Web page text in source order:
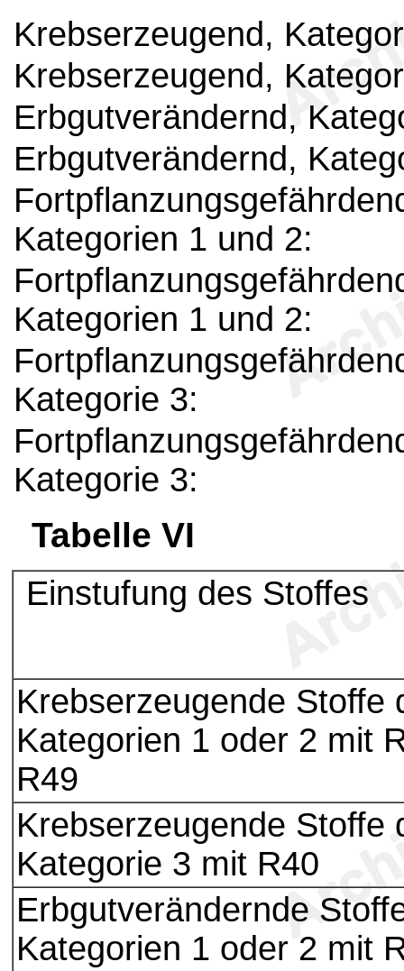
Krebserzeugend,
Krebserzeugend,
Erbgutverändernd,
Erbgutverändernd,
Kategorien 1 und 2:
Kategorien 1 und 2:
Kategorie 3:
Kategorie 3:
Tabelle VI
Einstufung des Stoffes
Krebserzeugende Stoffe
Kategorien 1 oder 2 mit
R49
Krebserzeugende Stoffe
Kategorie 3 mit R40
Erbgutverändernde
Kategorien 1 oder 2 mit